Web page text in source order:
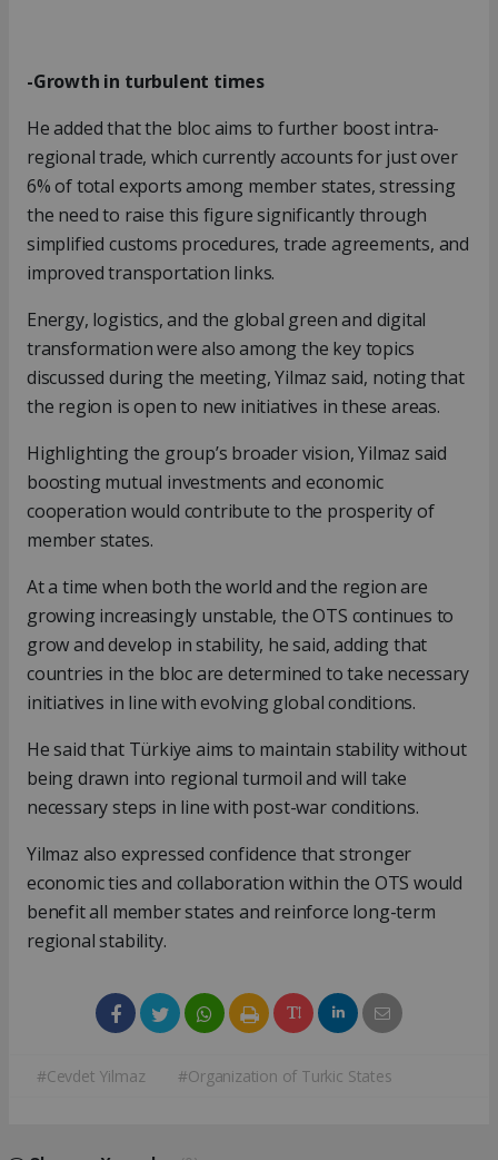
-Growth in turbulent times
He added that the bloc aims to further boost intra-
regional trade, which currently accounts for just over
6% of total exports among member states, stressing
the need to raise this figure significantly through
simplified customs procedures, trade agreements, and
improved transportation links.
Energy, logistics, and the global green and digital
transformation were also among the key topics
discussed during the meeting, Yilmaz said, noting that
the region is open to new initiatives in these areas.
Highlighting the group’s broader vision, Yilmaz said
boosting mutual investments and economic
cooperation would contribute to the prosperity of
member states.
At a time when both the world and the region are
growing increasingly unstable, the OTS continues to
grow and develop in stability, he said, adding that
countries in the bloc are determined to take necessary
initiatives in line with evolving global conditions.
He said that Türkiye aims to maintain stability without
being drawn into regional turmoil and will take
necessary steps in line with post-war conditions.
Yilmaz also expressed confidence that stronger
economic ties and collaboration within the OTS would
benefit all member states and reinforce long-term
regional stability.
#Cevdet Yilmaz #Organization of Turkic States